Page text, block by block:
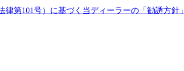
第101号）に基づく当ディーラーの「勧誘方針」